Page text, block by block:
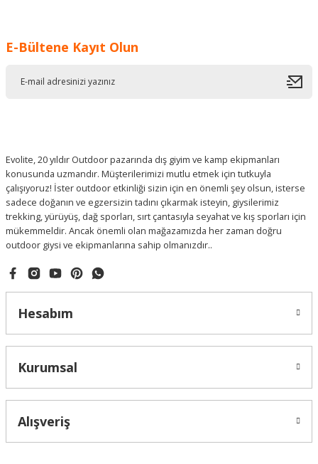
E-Bültene Kayıt Olun
Evolite, 20 yıldır Outdoor pazarında dış giyim ve kamp ekipmanları
konusunda uzmandır. Müşterilerimizi mutlu etmek için tutkuyla
çalışıyoruz! İster outdoor etkinliği sizin için en önemli şey olsun, isterse
sadece doğanın ve egzersizin tadını çıkarmak isteyin, giysilerimiz
trekking, yürüyüş, dağ sporları, sırt çantasıyla seyahat ve kış sporları için
mükemmeldir. Ancak önemli olan mağazamızda her zaman doğru
outdoor giysi ve ekipmanlarına sahip olmanızdır..
Hesabım
Kurumsal
Alışveriş